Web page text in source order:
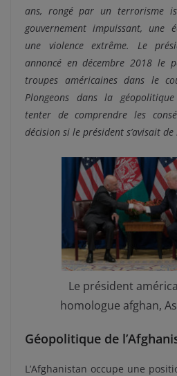
ans, rongé par un terrorisme
gouvernement impuissant, une
une violence extrême. Le
annoncé en décembre 2018 le
troupes américaines dans le
Plongeons dans la
tenter de comprendre les
décision si le président s’avisait
Le président
homologue afghan,
Géopolitique de
L’Afghanistan occupe une